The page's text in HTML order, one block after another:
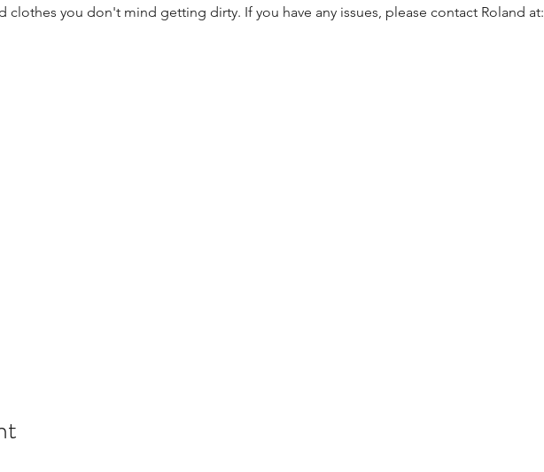
clothes you don't mind getting dirty. If you have any issues, please contact Roland at: